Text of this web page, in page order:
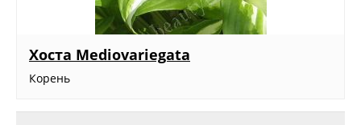
Хоста Mediovariegata
Корень